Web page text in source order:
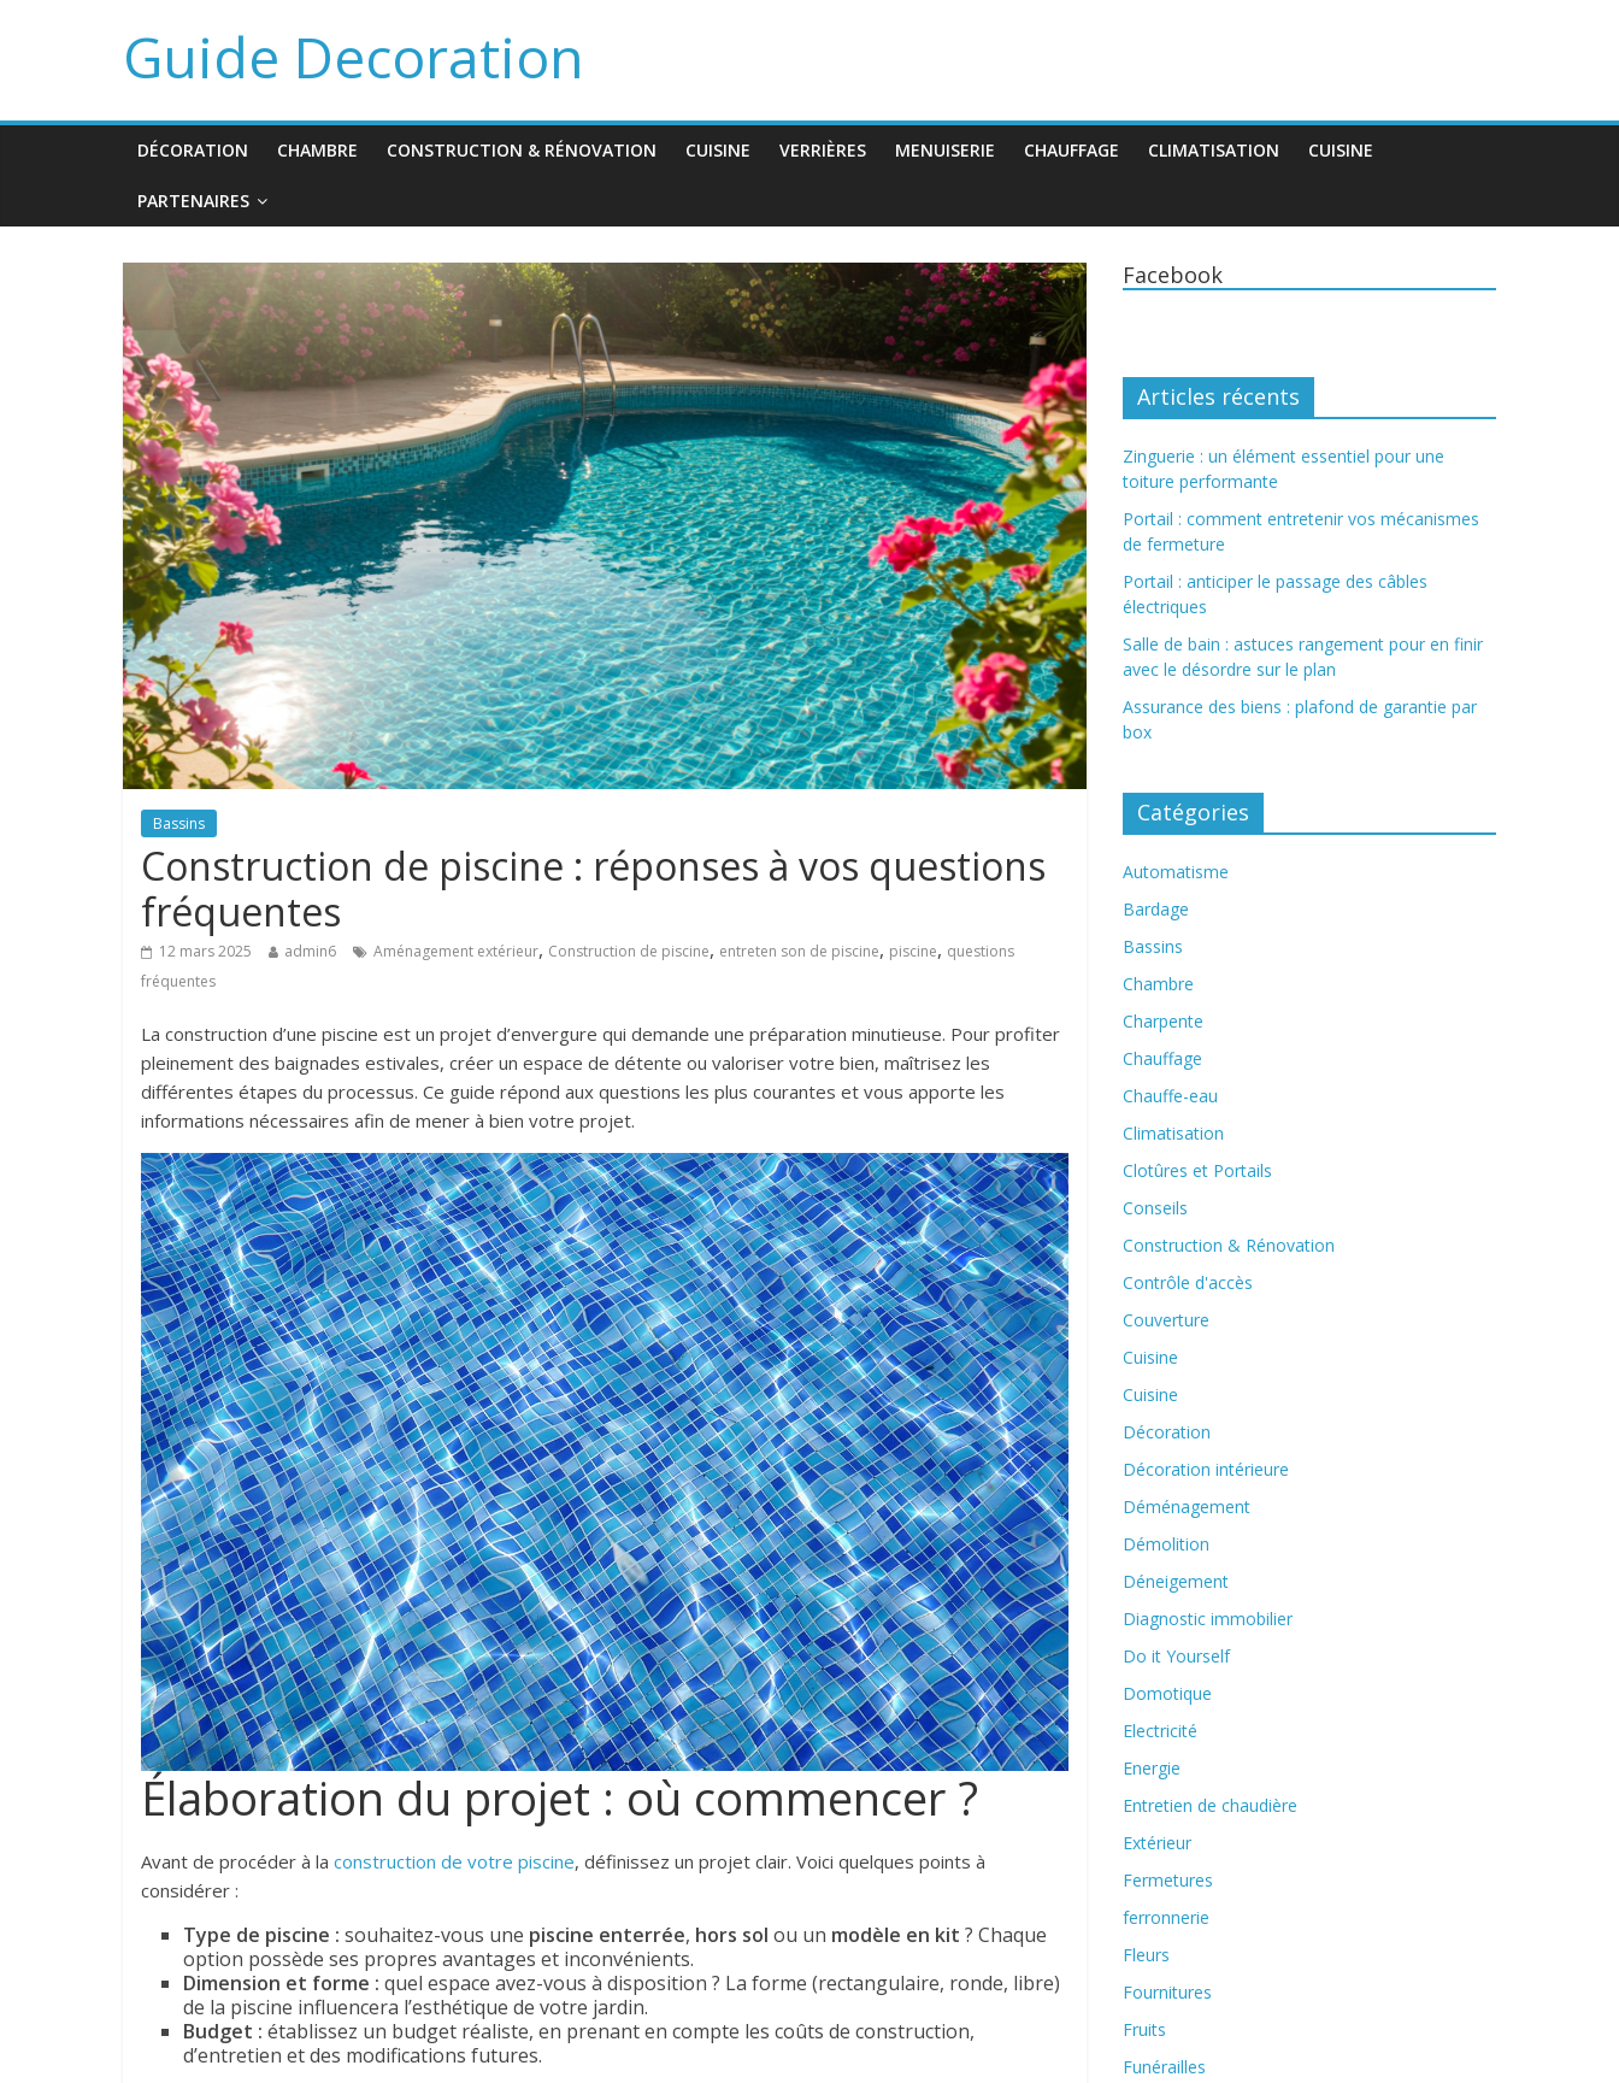
Guide Decoration
DÉCORATION CHAMBRE CONSTRUCTION & RÉNOVATION CUISINE VERRIÈRES MENUISERIE CHAUFFAGE CLIMATISATION CUISINE
PARTENAIRES
Bassins
Construction de piscine : réponses à vos questions
fréquentes
12 mars 2025 admin6 Aménagement extérieur, Construction de piscine, entreten son de piscine, piscine, questions
fréquentes
La construction d’une piscine est un projet d’envergure qui demande une préparation minutieuse. Pour profiter
pleinement des baignades estivales, créer un espace de détente ou valoriser votre bien, maîtrisez les
différentes étapes du processus. Ce guide répond aux questions les plus courantes et vous apporte les
informations nécessaires afin de mener à bien votre projet.
Élaboration du projet : où commencer ?
Avant de procéder à la construction de votre piscine, définissez un projet clair. Voici quelques points à
considérer :
Type de piscine : souhaitez-vous une piscine enterrée, hors sol ou un modèle en kit ? Chaque
option possède ses propres avantages et inconvénients.
Dimension et forme : quel espace avez-vous à disposition ? La forme (rectangulaire, ronde, libre)
de la piscine influencera l’esthétique de votre jardin.
Budget : établissez un budget réaliste, en prenant en compte les coûts de construction,
d’entretien et des modifications futures.
Facebook
Articles récents
Zinguerie : un élément essentiel pour une
toiture performante
Portail : comment entretenir vos mécanismes
de fermeture
Portail : anticiper le passage des câbles
électriques
Salle de bain : astuces rangement pour en finir
avec le désordre sur le plan
Assurance des biens : plafond de garantie par
box
Catégories
Automatisme
Bardage
Bassins
Chambre
Charpente
Chauffage
Chauffe-eau
Climatisation
Clotûres et Portails
Conseils
Construction & Rénovation
Contrôle d'accès
Couverture
Cuisine
Cuisine
Décoration
Décoration intérieure
Déménagement
Démolition
Déneigement
Diagnostic immobilier
Do it Yourself
Domotique
Electricité
Energie
Entretien de chaudière
Extérieur
Fermetures
ferronnerie
Fleurs
Fournitures
Fruits
Funérailles